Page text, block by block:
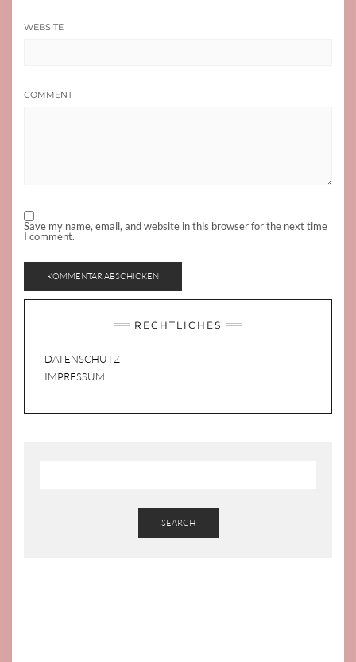
WEBSITE
COMMENT
Save my name, email, and website in this browser for the next time
I comment.
RECHTLICHES
DATENSCHUTZ
IMPRESSUM
SEARCH